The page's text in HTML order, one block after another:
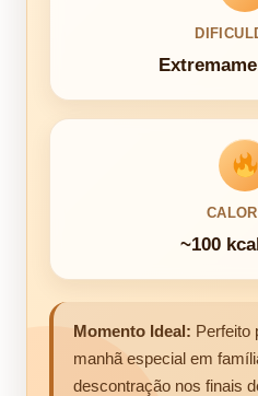
~100
Momento Ideal: Perfeito
manhã especial em
descontração nos finais